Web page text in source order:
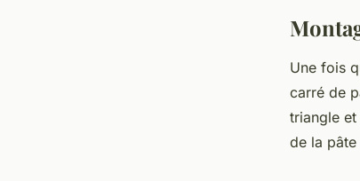
Une fois
carré de
triangle et
de la